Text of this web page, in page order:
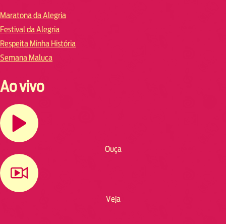
Maratona da Alegria
Festival da Alegria
Respeita Minha História
Semana Maluca
Ao vivo
Ouça
Veja